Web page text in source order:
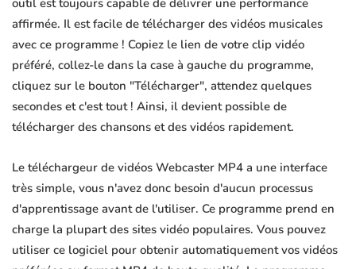
outil est toujours capable de délivrer une performance
affirmée. Il est facile de télécharger des vidéos musicales
avec ce programme ! Copiez le lien de votre clip vidéo
préféré, collez-le dans la case à gauche du programme,
cliquez sur le bouton "Télécharger", attendez quelques
secondes et c'est tout ! Ainsi, il devient possible de
télécharger des chansons et des vidéos rapidement.
Le téléchargeur de vidéos Webcaster MP4 a une interface
très simple, vous n'avez donc besoin d'aucun processus
d'apprentissage avant de l'utiliser. Ce programme prend en
charge la plupart des sites vidéo populaires. Vous pouvez
utiliser ce logiciel pour obtenir automatiquement vos vidéos